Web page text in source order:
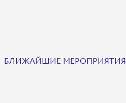
БЛИЖАЙШИЕ МЕРОПРИЯТИЯ